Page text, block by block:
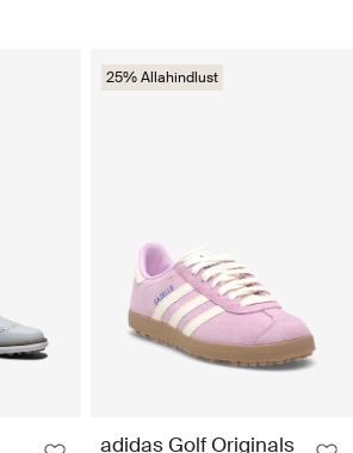
25% Allahindlust
adidas Golf Originals